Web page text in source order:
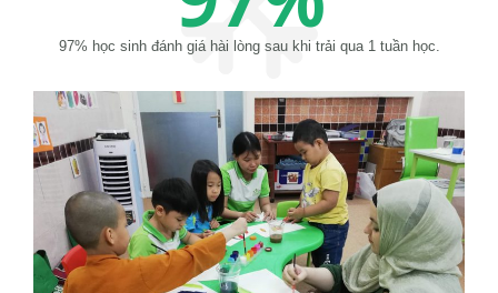
97% học sinh đánh giá hài lòng sau khi trải qua 1 tuần học.